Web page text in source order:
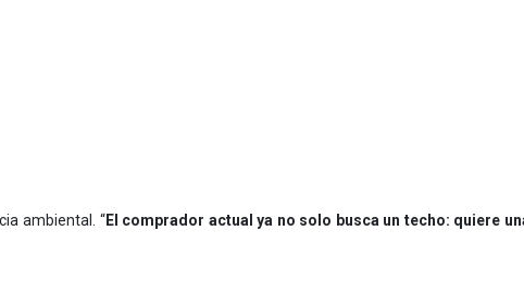
ambiental. “El comprador actual ya no solo busca un techo: quiere